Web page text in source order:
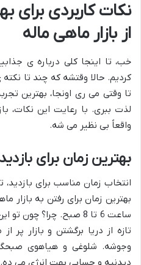
نکات کاربردی برای
از بازار ماهی ماله
خب، تا اینجا کلی درباره ی
کردیم. حالا وقتشه که چند تا
تا وقتی می ری اونجا، بهترین
لذت ببری. با رعایت این نکات،
واقعاً بی نظیر می شه.
بهترین زمان برای
انتخاب زمان مناسب برای بازدید،
بهترین زمان برای رفتن به بازار
ساعت 6 تا 8 صبح. چرا؟
تازه از دریا برگشتن و بازار پر
وجوشه. شلوغی و هیاهوی